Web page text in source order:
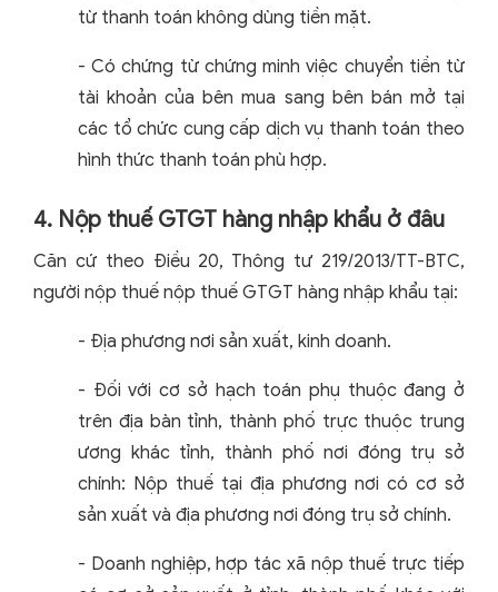
từ thanh toán không dùng tiền mặt.
- Có chứng từ chứng minh việc chuyển tiền từ
tài khoản của bên mua sang bên bán mở tại
các tổ chức cung cấp dịch vụ thanh toán theo
hình thức thanh toán phù hợp.
4. Nộp thuế GTGT hàng nhập khẩu ở đâu
Căn cứ theo Điều 20, Thông tư 219/2013/TT-BTC,
người nộp thuế nộp thuế GTGT hàng nhập khẩu tại:
- Địa phương nơi sản xuất, kinh doanh.
- Đối với cơ sở hạch toán phụ thuộc đang ở
trên địa bàn tỉnh, thành phố trực thuộc trung
ương khác tỉnh, thành phố nơi đóng trụ sở
chính: Nộp thuế tại địa phương nơi có cơ sở
sản xuất và địa phương nơi đóng trụ sở chính.
- Doanh nghiệp, hợp tác xã nộp thuế trực tiếp